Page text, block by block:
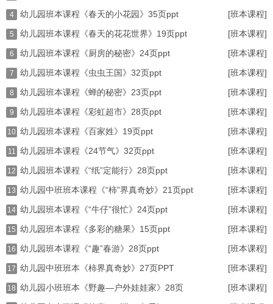
[班本课程]
4
幼儿园班本课程《春天的小花园》35页ppt
[班本课程]
5
幼儿园班本课程《春天的花花世界》19页ppt
[班本课程]
6
幼儿园班本课程《厨房的秘密》24页ppt
[班本课程]
7
幼儿园班本课程《虫虫王国》32页ppt
[班本课程]
8
幼儿园班本课程《蝉的秘密》23页ppt
[班本课程]
9
幼儿园班本课程《彩虹超市》28页ppt
[班本课程]
10 幼儿园班本课程《百家姓》19页ppt
[班本课程]
11 幼儿园班本课程《24节气》32页ppt
[班本课程]
12 幼儿园班本课程《“纸”定能行》28页ppt
[班本课程]
13 幼儿园中班班本课程《“柿”界真奇妙》21页ppt
[班本课程]
14 幼儿园班本课程《“牛仔”很忙》24页ppt
[班本课程]
15 幼儿园班本课程《多彩的糖果》15页ppt
[班本课程]
16 幼儿园班本课程《“趣”春游》28页ppt
[班本课程]
17 幼儿园中班班本《柿界真奇妙》27页PPT
[班本课程]
18 幼儿园小班班本《野趣—户外娃娃家》28页